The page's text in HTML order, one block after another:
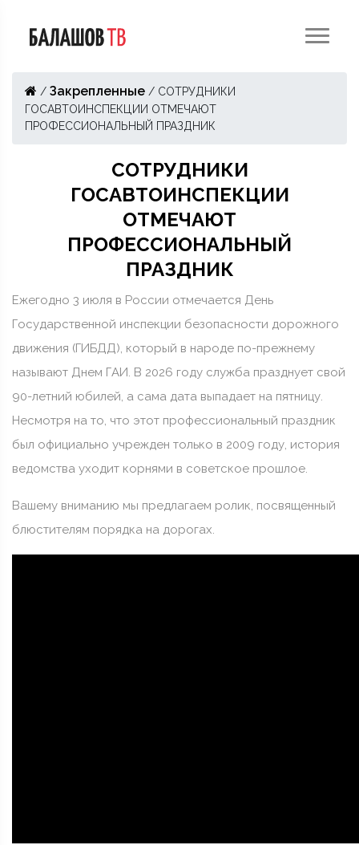
/ Закрепленные / СОТРУДНИКИ
ГОСАВТОИНСПЕКЦИИ ОТМЕЧАЮТ
ПРОФЕССИОНАЛЬНЫЙ ПРАЗДНИК
СОТРУДНИКИ
ГОСАВТОИНСПЕКЦИИ
ОТМЕЧАЮТ
ПРОФЕССИОНАЛЬНЫЙ
ПРАЗДНИК
Ежегодно 3 июля в России отмечается День
Государственной инспекции безопасности дорожного
движения (ГИБДД), который в народе по-прежнему
называют Днем ГАИ. В 2026 году служба празднует свой
90-летний юбилей, а сама дата выпадает на пятницу.
Несмотря на то, что этот профессиональный праздник
был официально учрежден только в 2009 году, история
ведомства уходит корнями в советское прошлое.
Вашему вниманию мы предлагаем ролик, посвященный
блюстителям порядка на дорогах.